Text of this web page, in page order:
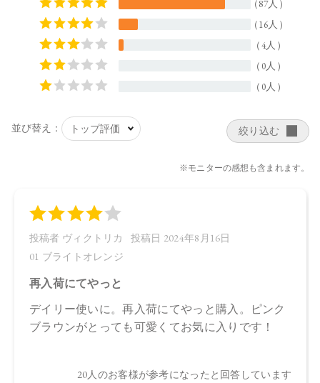
【ご使用方法】
専用ケース（別売り） に差し込み、カチッと音が鳴るまで押
し込んでください。カバーを外してからキャップを閉めてく
ださい。
紅先を2～3㎜ほどくり出してお使いください。長く出し過ぎ
【内容量】
71×11×11㎜(高さx奥行x幅)
【全成分】
トリイソステアリン酸ポリグリセリル－２、トリ（カプリル
トステリル／イソステアリル／セチル／ステアリル／ベヘニ
ル）、スクワラン、ダイマージリノール酸水添ヒマシ油、ヒ
マワリ種子ロウ、シリカ、キャンデリラロウエキス、キャン
デリラロウ炭化水素、セスキイソステアリン酸ソルビタン、
マリー葉油、オリーブ果実油、カニナバラ果実油、ラベンダ